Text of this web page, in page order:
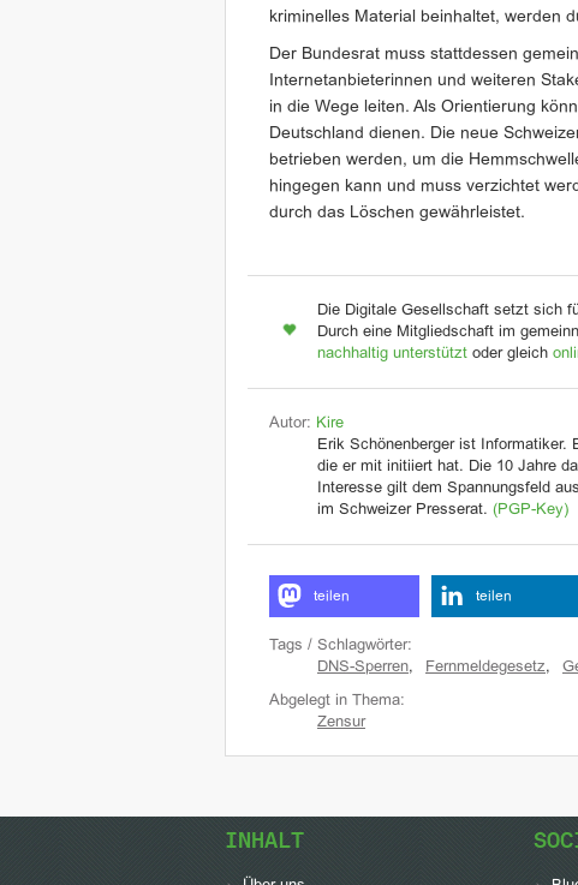
kriminelles Material beinhaltet, werden
Der Bundesrat muss stattdessen
Internetanbieterinnen und weiteren
in die Wege leiten. Als Orientierung
Deutschland dienen. Die neue
betrieben werden, um die
hingegen kann und muss verzichtet
durch das Löschen gewährleistet.
Die Digitale Gesellschaft setzt sich
Durch eine Mitgliedschaft im
nachhaltig unterstützt oder gleich
Autor: Kire
Erik Schönenberger ist Informatiker.
die er mit initiiert hat. Die 10 Jahre
Interesse gilt dem Spannungsfeld
im Schweizer Presserat. (PGP-Key)
teilen teilen
Tags / Schlagwörter:
DNS-Sperren, Fernmeldegesetz,
Abgelegt in Thema:
Zensur
INHALT